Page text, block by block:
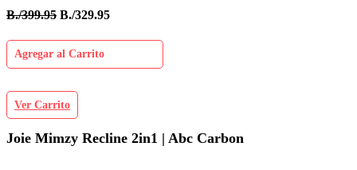
B./399.95 B./329.95
Agregar al Carrito
Ver Carrito
Joie Mimzy Recline 2in1 | Abc Carbon